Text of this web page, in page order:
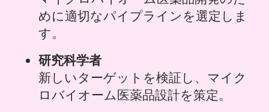
めに適切なパイプラインを選定しま
す。
研究科学者
新しいターゲットを検証し、マイク
ロバイオーム医薬品設計を策定。